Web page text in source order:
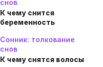
снов
К чему снится
беременность
Сонник: толкование
снов
К чему снятся волосы